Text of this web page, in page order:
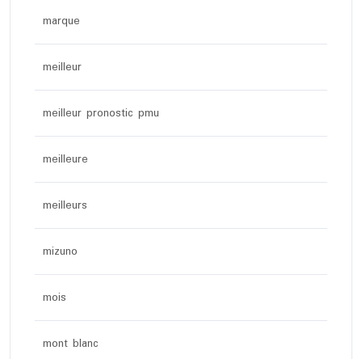
marque
meilleur
meilleur pronostic pmu
meilleure
meilleurs
mizuno
mois
mont blanc